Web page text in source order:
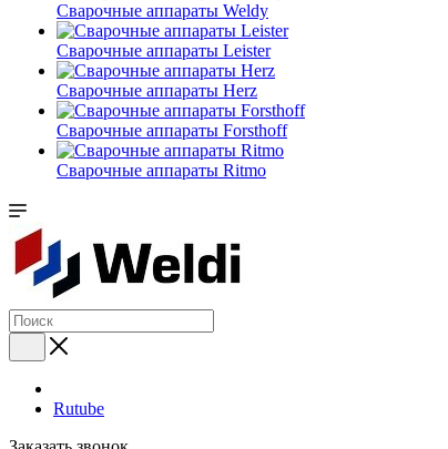
Сварочные аппараты Weldy
Сварочные аппараты Leister
Сварочные аппараты Herz
Сварочные аппараты Forsthoff
Сварочные аппараты Ritmo
Rutube